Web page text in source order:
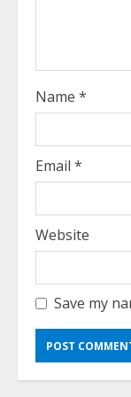
d
i
n
g
Name *
Email *
Website
Save my